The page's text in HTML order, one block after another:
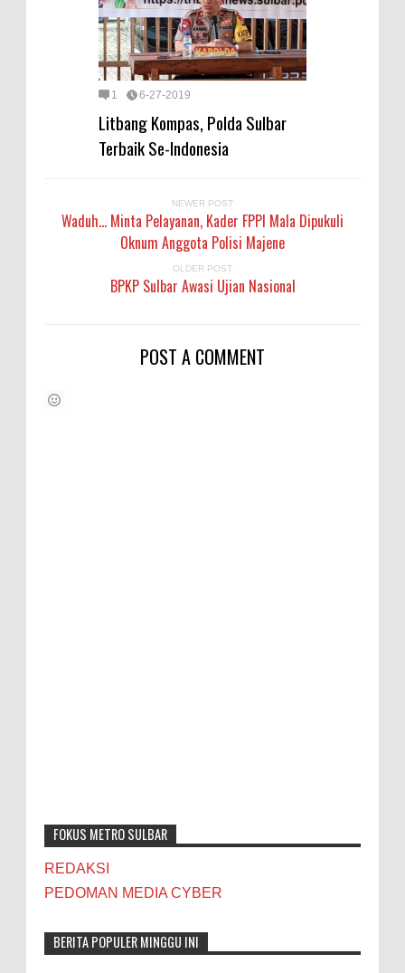
1 6-27-2019
Litbang Kompas, Polda Sulbar
Terbaik Se-Indonesia
NEWER POST
Waduh... Minta Pelayanan, Kader FPPI Mala Dipukuli
Oknum Anggota Polisi Majene
OLDER POST
BPKP Sulbar Awasi Ujian Nasional
POST A COMMENT
FOKUS METRO SULBAR
REDAKSI
PEDOMAN MEDIA CYBER
BERITA POPULER MINGGU INI